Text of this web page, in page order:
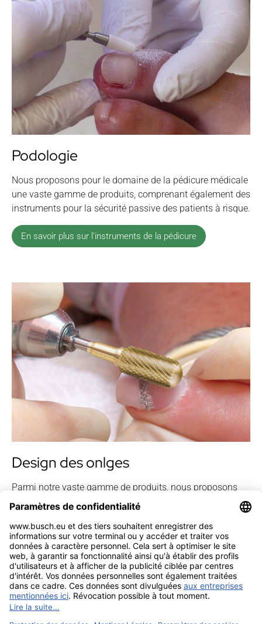
Podologie
Nous proposons pour le domaine de la pédicure médicale
une vaste gamme de produits, comprenant également des
instruments pour la sécurité passive des patients à risque.
En savoir plus sur l'instruments de la pédicure
Design des onlges
Parmi notre vaste gamme de produits, nous proposons
également des instruments spécialement conçus pour le
En savoir plus sur l'instruments de la manucure
Mentions légalesContactConfidentialitéSitemap